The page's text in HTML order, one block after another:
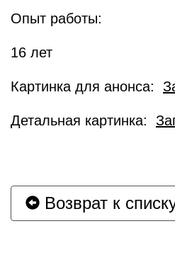
Опыт работы:
16 лет
Картинка для анонса:
Детальная картинка:
Возврат к